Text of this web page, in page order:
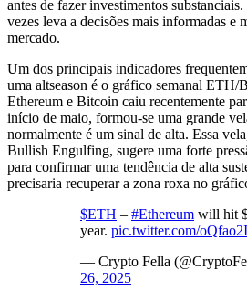
antes de fazer investimentos
vezes leva a decisões mais informadas e
mercado.
Um dos principais indicadores
uma altseason é o gráfico semanal ETH/
Ethereum e Bitcoin caiu recentemente
início de maio, formou-se uma grande
normalmente é um sinal de alta. Essa
Bullish Engulfing, sugere uma forte
para confirmar uma tendência de alta
precisaria recuperar a zona roxa no
$ETH – #Ethereum will hit
year. pic.twitter.com/
— Crypto Fella
26, 2025